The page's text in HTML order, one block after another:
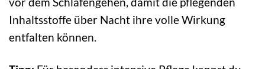
Inhaltsstoffe über Nacht ihre volle Wirkung
entfalten können.